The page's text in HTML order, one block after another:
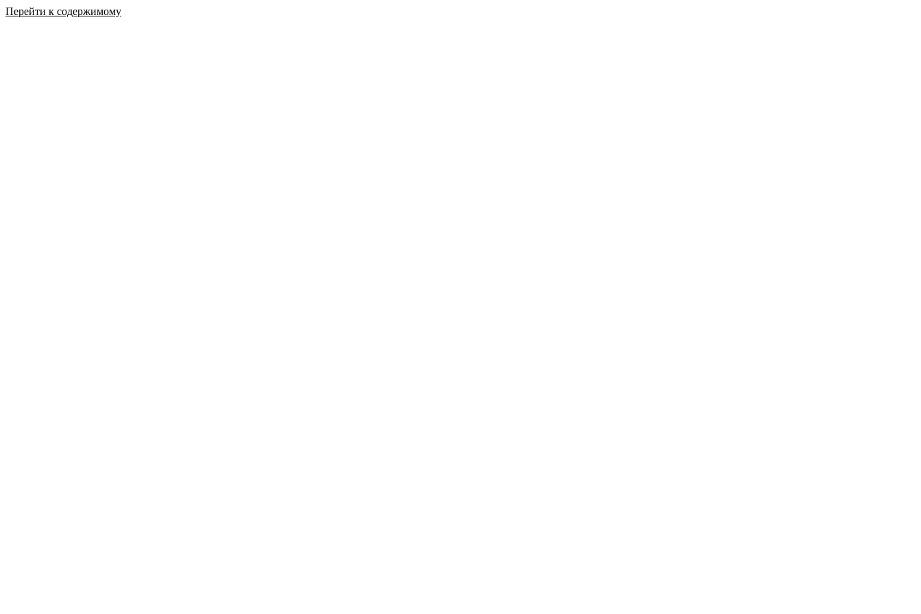
Перейти к содержимому